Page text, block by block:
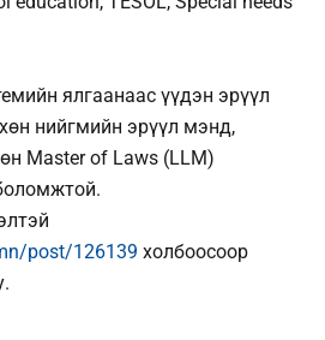
ялгаанаас үүдэн эрүүл
нийгмийн эрүүл мэнд,
Master of Laws (LLM)
post/126139 холбоосоор